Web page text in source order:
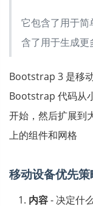
它包含了用于
含了用于生成
Bootstrap 3 是移
Bootstrap 代码从
开始，然后扩展到
上的组件和网格
移动设备优先策
内容- 决定什